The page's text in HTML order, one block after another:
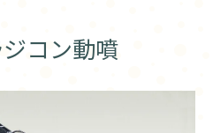
コン動噴